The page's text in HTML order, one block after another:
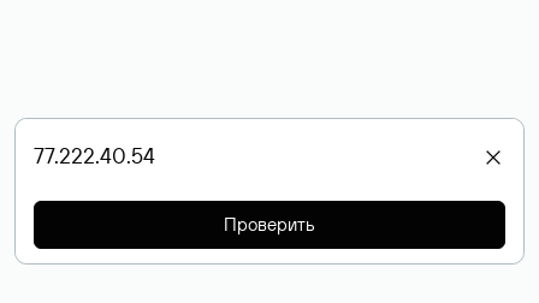
Проверить